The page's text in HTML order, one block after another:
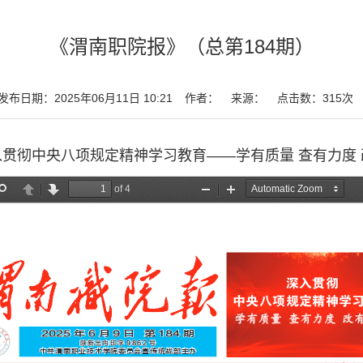
《渭南职院报》（总第184期）
布日期：2025年06月11日 10:21 作者： 来源： 点击数： 315次
贯彻中央八项规定精神学习教育——学有质量 查有力度